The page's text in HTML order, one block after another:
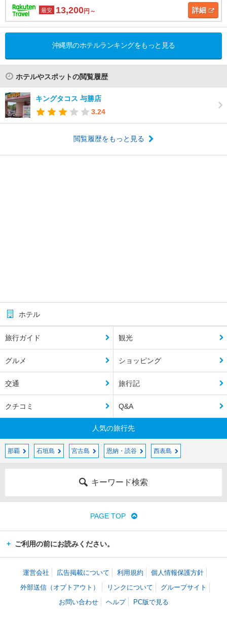
最安 13,200円～ 詳細
沖縄県のホテルランキングをもっと見る
ホテルやスポットの閲覧履歴
キングタコス 与勝店
3.24
閲覧履歴をもっと見る
ホテル
旅行ガイド 観光
グルメ ショッピング
交通 旅行記
クチコミ Q&A
人気の旅行先
那覇 石垣島 宮古島 恩納・読谷 西表島
キーワード検索
PAGE TOP
ご利用の前にお読みください。
運営会社 広告掲載について 利用規約
個人情報保護方針
外部送信（オプトアウト）
リンクについて
グループサイト
お問い合わせ
ヘルプ PC版で見る